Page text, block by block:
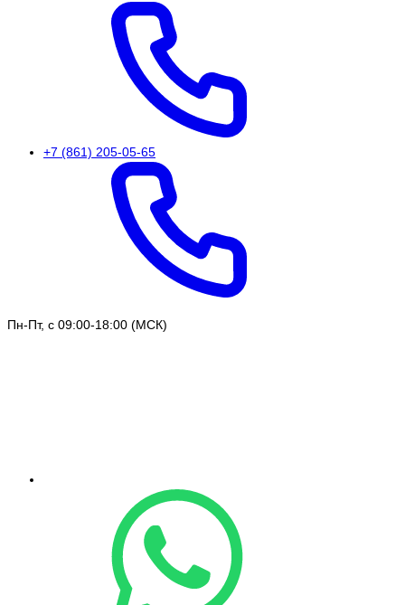
+7 (861) 205-05-65
Пн-Пт, с 09:00-18:00 (МСК)